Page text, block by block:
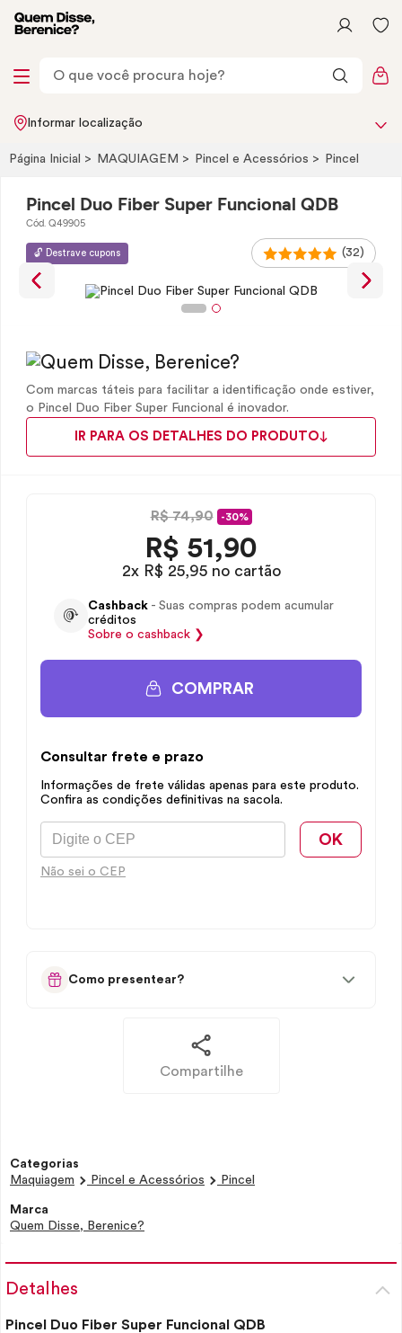
Informar localização
Página Inicial MAQUIAGEM Pincel e Acessórios Pincel
Pincel Duo Fiber Super Funcional QDB
Cód. Q49905
🔓 Destrave cupons (32)
Com marcas táteis para facilitar a identificação onde estiver,
o Pincel Duo Fiber Super Funcional é inovador.
IR PARA OS DETALHES DO PRODUTO
R$ 74,90 -30%
R$ 51,90
2x R$ 25,95 no cartão
Cashback - Suas compras podem acumular
créditos
Sobre o cashback ❯
COMPRAR
Consultar frete e prazo
Informações de frete válidas apenas para este produto.
Confira as condições definitivas na sacola.
OK
Não sei o CEP
Como presentear?
Compartilhe
Categorias
Maquiagem
Pincel e Acessórios Pincel
Marca
Quem Disse, Berenice?
Detalhes
Pincel Duo Fiber Super Funcional QDB